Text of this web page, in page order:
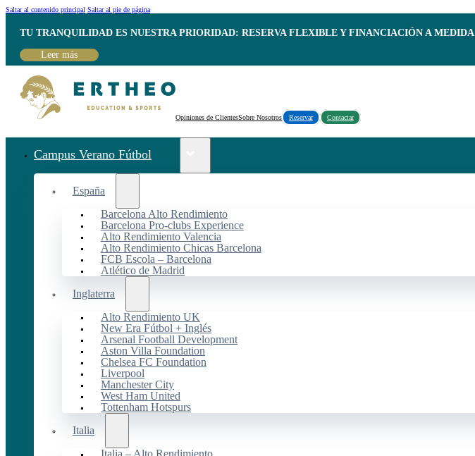
Saltar al contenido principal Saltar al pie de página
TU TRANQUILIDAD ES NUESTRA PRIORIDAD: RESERVA FLEXIBLE Y FINANCIACIÓN A MEDIDA
Leer más
Opiniones de ClientesSobre Nosotros Reservar Contactar
Campus Verano Fútbol
España
Barcelona Alto Rendimiento
Barcelona Pro-clubs Experience
Alto Rendimiento Valencia
Alto Rendimiento Chicas Barcelona
FCB Escola – Barcelona
Atlético de Madrid
Inglaterra
Alto Rendimiento UK
New Era Fútbol + Inglés
Arsenal Football Development
Aston Villa Foundation
Chelsea FC Foundation
Liverpool
Manchester City
West Ham United
Tottenham Hotspurs
Italia